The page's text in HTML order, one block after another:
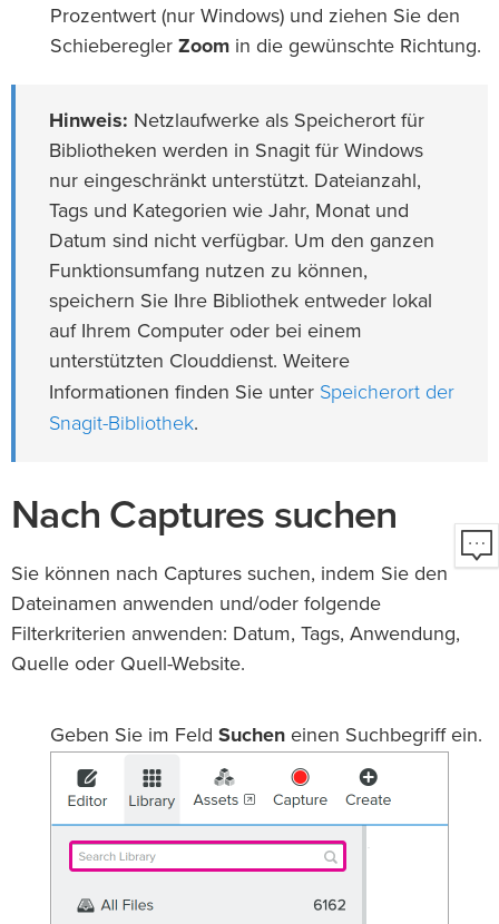
Prozentwert (nur Windows) und ziehen Sie den
Schieberegler Zoom in die gewünschte Richtung.
Hinweis: Netzlaufwerke als Speicherort für
Bibliotheken werden in Snagit für Windows
nur eingeschränkt unterstützt. Dateianzahl,
Tags und Kategorien wie Jahr, Monat und
Datum sind nicht verfügbar. Um den ganzen
Funktionsumfang nutzen zu können,
speichern Sie Ihre Bibliothek entweder lokal
auf Ihrem Computer oder bei einem
unterstützten Clouddienst. Weitere
Informationen finden Sie unter Speicherort der
Snagit-Bibliothek.
Nach Captures suchen
Sie können nach Captures suchen, indem Sie den
Dateinamen anwenden und/oder folgende
Filterkriterien anwenden: Datum, Tags, Anwendung,
Quelle oder Quell-Website.
Geben Sie im Feld Suchen einen Suchbegriff ein.